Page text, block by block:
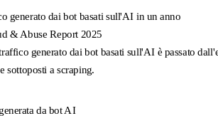
generato dai bot basati sull'AI in un anno
& Abuse Report 2025
generato dai bot basati sull'AI è passato
sottoposti a scraping.
da bot AI